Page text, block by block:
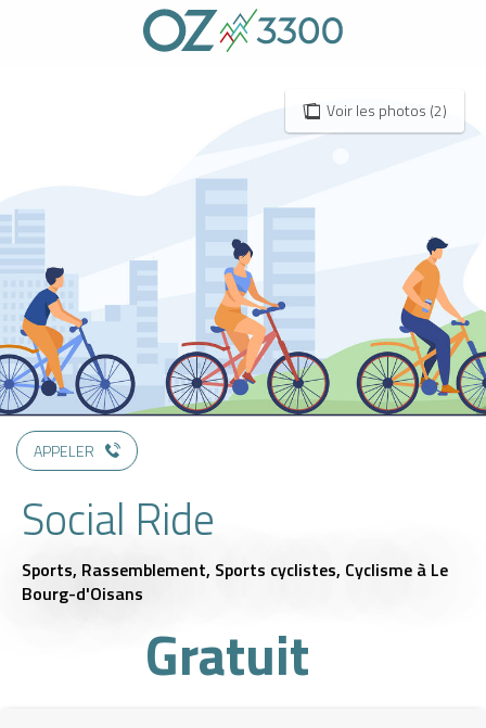
Voir les photos (2)
APPELER
Social Ride
Sports, Rassemblement, Sports cyclistes, Cyclisme à Le
Bourg-d'Oisans
Gratuit